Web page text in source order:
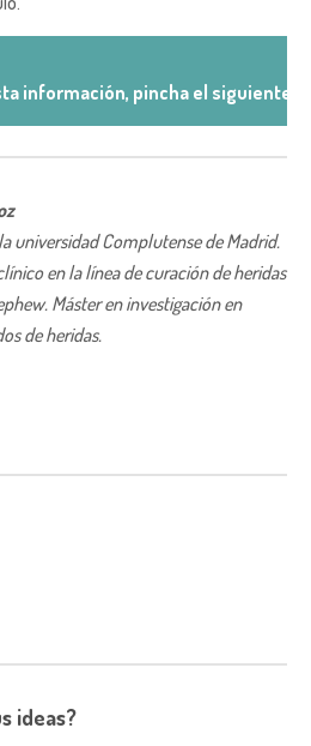
información, pincha el siguiente
universidad Complutense de Madrid.
en la línea de curación de heridas
Máster en investigación en
de heridas.
ideas?